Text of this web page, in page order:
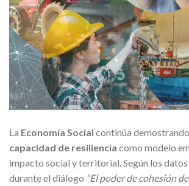
La Economía Social continúa
capacidad de resiliencia como modelo
impacto social y territorial. Según los
durante el diálogo “El poder de cohesión